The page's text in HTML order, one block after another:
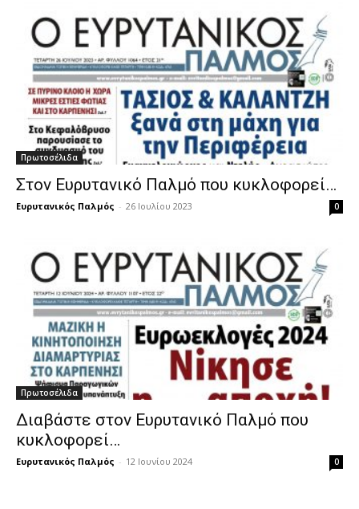
Πρωτοσέλιδα
Στον Ευρυτανικό Παλμό που κυκλοφορεί…
Ευρυτανικός Παλμός - 26 Ιουλίου 2023 0
Πρωτοσέλιδα
Διαβάστε στον Ευρυτανικό Παλμό που
κυκλοφορεί…
Ευρυτανικός Παλμός - 12 Ιουνίου 2024 0